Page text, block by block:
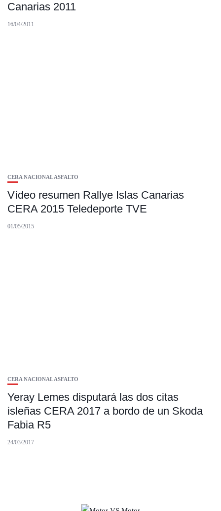
Canarias 2011
16/04/2011
CERA NACIONAL ASFALTO
Vídeo resumen Rallye Islas Canarias
CERA 2015 Teledeporte TVE
01/05/2015
CERA NACIONAL ASFALTO
Yeray Lemes disputará las dos citas
isleñas CERA 2017 a bordo de un Skoda
Fabia R5
24/03/2017